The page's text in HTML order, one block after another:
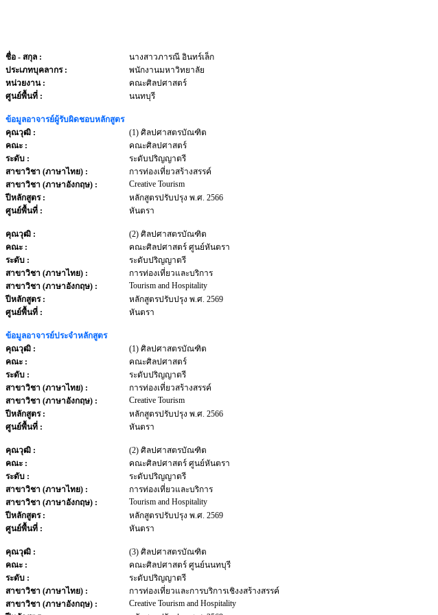
ชื่อ - สกุล :
นางสาวภารณี อินทร์เล็ก
ประเภทบุคลากร :
พนักงานมหาวิทยาลัย
หน่วยงาน :
คณะศิลปศาสตร์
ศูนย์พื้นที่ :
นนทบุรี
ข้อมูลอาจารย์ผู้รับผิดชอบหลักสูตร
คุณวุฒิ :
(1) ศิลปศาสตรบัณฑิต
คณะ :
คณะศิลปศาสตร์
ระดับ :
ระดับปริญญาตรี
สาขาวิชา (ภาษาไทย) :
การท่องเที่ยวสร้างสรรค์
สาขาวิชา (ภาษาอังกฤษ) :
Creative Tourism
ปีหลักสูตร :
หลักสูตรปรับปรุง พ.ศ. 2566
ศูนย์พื้นที่ :
หันตรา
คุณวุฒิ :
(2) ศิลปศาสตรบัณฑิต
คณะ :
คณะศิลปศาสตร์ ศูนย์หันตรา
ระดับ :
ระดับปริญญาตรี
สาขาวิชา (ภาษาไทย) :
การท่องเที่ยวและบริการ
สาขาวิชา (ภาษาอังกฤษ) :
Tourism and Hospitality
ปีหลักสูตร :
หลักสูตรปรับปรุง พ.ศ. 2569
ศูนย์พื้นที่ :
หันตรา
ข้อมูลอาจารย์ประจำหลักสูตร
คุณวุฒิ :
(1) ศิลปศาสตรบัณฑิต
คณะ :
คณะศิลปศาสตร์
ระดับ :
ระดับปริญญาตรี
สาขาวิชา (ภาษาไทย) :
การท่องเที่ยวสร้างสรรค์
สาขาวิชา (ภาษาอังกฤษ) :
Creative Tourism
ปีหลักสูตร :
หลักสูตรปรับปรุง พ.ศ. 2566
ศูนย์พื้นที่ :
หันตรา
คุณวุฒิ :
(2) ศิลปศาสตรบัณฑิต
คณะ :
คณะศิลปศาสตร์ ศูนย์หันตรา
ระดับ :
ระดับปริญญาตรี
สาขาวิชา (ภาษาไทย) :
การท่องเที่ยวและบริการ
สาขาวิชา (ภาษาอังกฤษ) :
Tourism and Hospitality
ปีหลักสูตร :
หลักสูตรปรับปรุง พ.ศ. 2569
ศูนย์พื้นที่ :
หันตรา
คุณวุฒิ :
(3) ศิลปศาสตรบัณฑิต
คณะ :
คณะศิลปศาสตร์ ศูนย์นนทบุรี
ระดับ :
ระดับปริญญาตรี
สาขาวิชา (ภาษาไทย) :
การท่องเที่ยวและการบริการเชิงงสร้างสรรค์
สาขาวิชา (ภาษาอังกฤษ) :
Creative Tourism and Hospitality